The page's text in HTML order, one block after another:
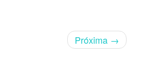
Próxima →